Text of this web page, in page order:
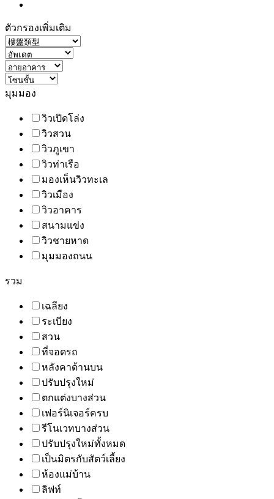
ตัวกรองเพิ่มเติม
มุมมอง
วิวเปิดโล่ง
วิวสวน
วิวภูเขา
วิวท่าเรือ
มองเห็นวิวทะเล
วิวเมือง
วิวอาคาร
สนามแข่ง
วิวชายหาด
มุมมองถนน
รวม
เฉลียง
ระเบียง
สวน
ที่จอดรถ
หลังคาด้านบน
ปรับปรุงใหม่
ตกแต่งบางส่วน
เฟอร์นิเจอร์ครบ
รีโนเวทบางส่วน
ปรับปรุงใหม่ทั้งหมด
เป็นมิตรกับสัตว์เลี้ยง
ห้องแม่บ้าน
ลิฟท์